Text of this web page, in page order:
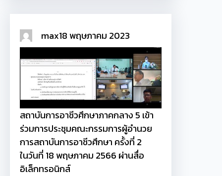
max18 พฤษภาคม 2023
สถาบันการอาชีวศึกษาภาคกลาง 5 เข้า
ร่วมการประชุมคณะกรรมการผู้อำนวย
การสถาบันการอาชีวศึกษา ครั้งที่ 2
ในวันที่ 18 พฤษภาคม 2566 ผ่านสื่อ
อิเล็กทรอนิกส์